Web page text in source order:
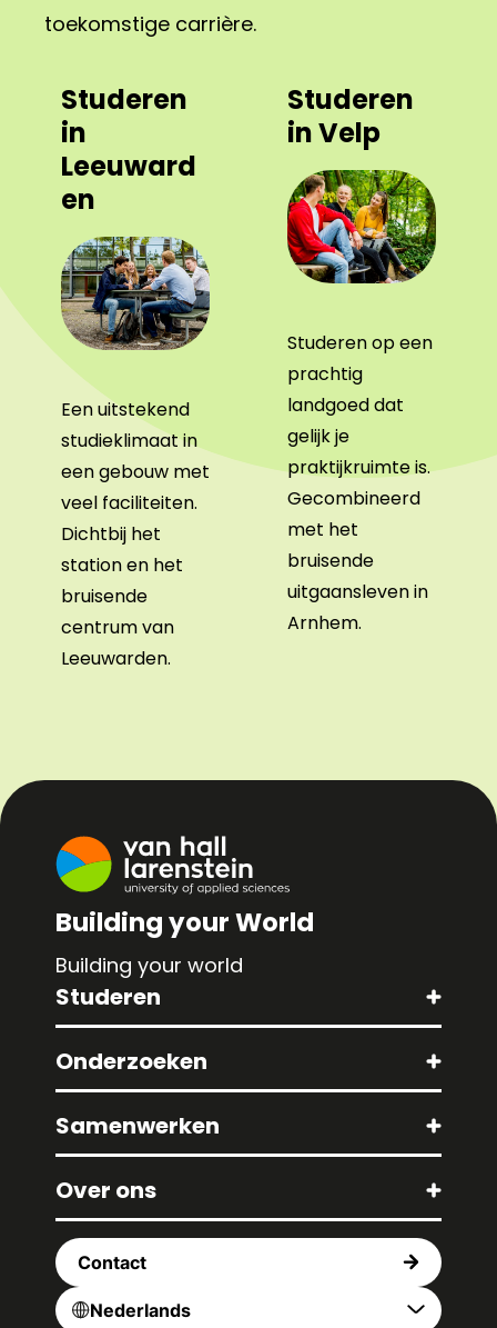
toekomstige carrière.
Studeren
in
Leeuward
en
Een uitstekend
studieklimaat in
een gebouw met
veel faciliteiten.
Dichtbij het
station en het
bruisende
centrum van
Leeuwarden.
Studeren
in Velp
Studeren op een
prachtig
landgoed dat
gelijk je
praktijkruimte is.
Gecombineerd
met het
bruisende
uitgaansleven in
Arnhem.
Building your World
Building your world
Studeren
Onderzoeken
Samenwerken
Over ons
Contact
Nederlands